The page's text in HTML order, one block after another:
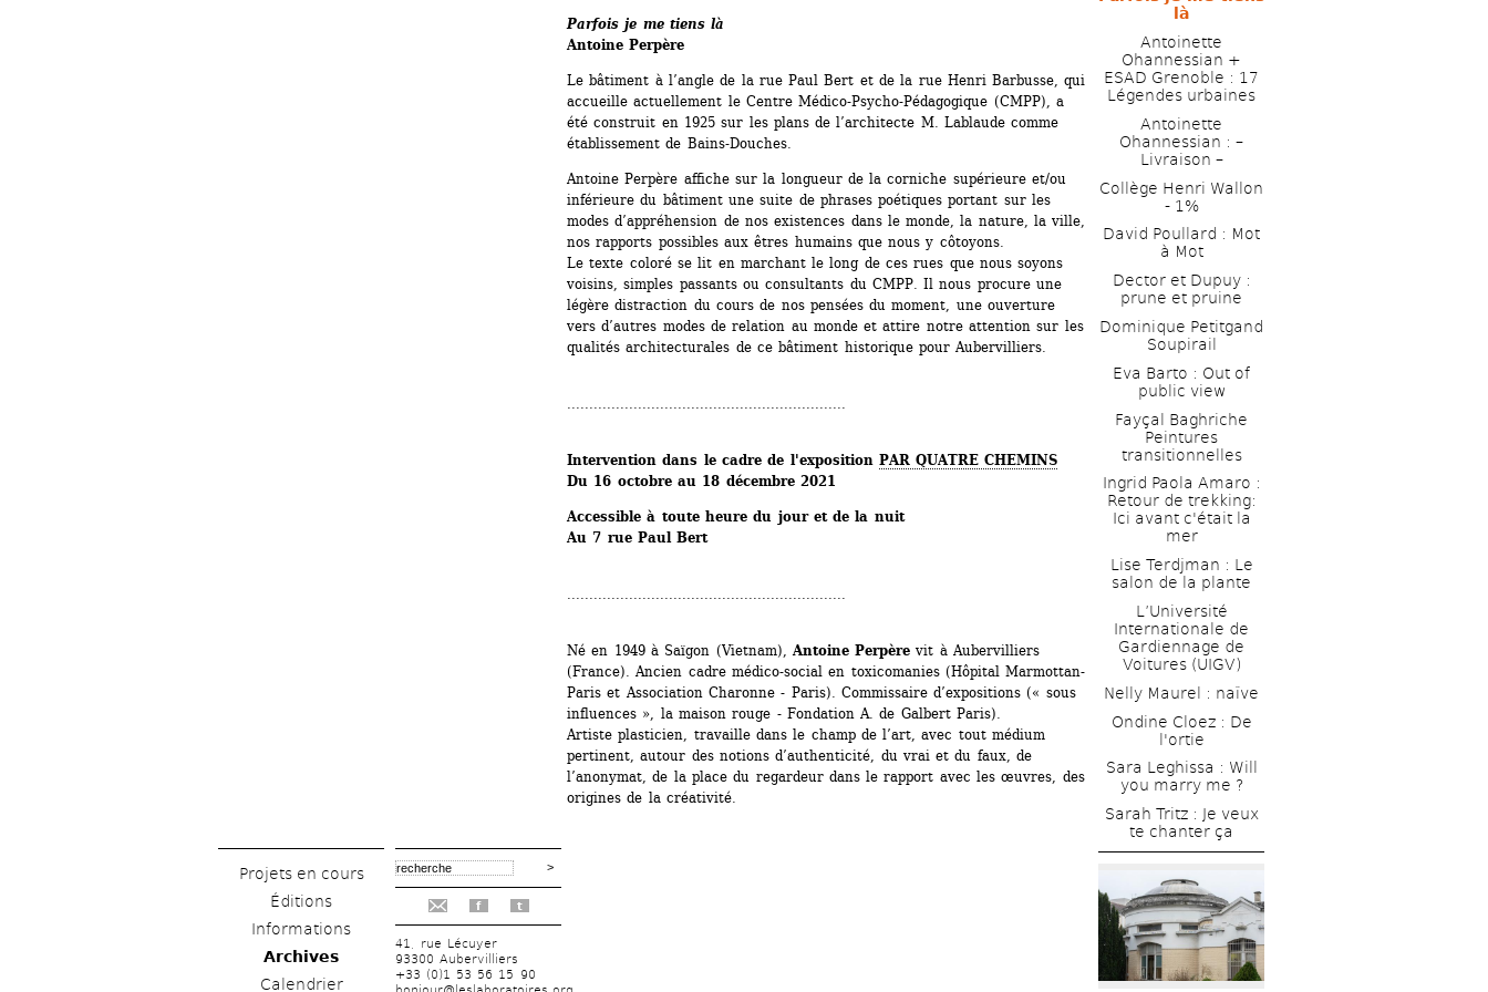
Projets en cours
Éditions
Informations
Archives
Calendrier
f t
41, rue Lécuyer
93300 Aubervilliers
+33 (0)1 53 56 15 90
Parfois je me tiens là
Antoine Perpère
Le bâtiment à l’angle de la rue Paul Bert et de la rue Henri Barbusse, qui
accueille actuellement le Centre Médico-­­­Psycho-Pédagogique (CMPP), a
été construit en 1925 sur les plans de l’architecte M. Lablaude comme
établissement de Bains-Douches.
Antoine Perpère affiche sur la longueur de la corniche ­supérieure et/ou
inférieure du ­bâtiment une suite de phrases poétiques portant sur les
modes d’appréhension de nos existences dans le monde, la nature, la ville,
nos rapports possibles aux êtres humains que nous y côtoyons.
Le texte coloré se lit en marchant le long de ces rues que nous soyons
voisins, simples passants ou consultants du CMPP. Il nous procure une
légère distraction du cours de nos pensées du moment, une ouverture
vers d’autres modes de relation au monde et attire notre attention sur les
qualités ­architecturales de ce bâtiment historique pour ­Aubervilliers.
Intervention dans le cadre de l'exposition PAR QUATRE CHEMINS
Du 16 octobre au 18 décembre 2021
Accessible à toute heure du jour et de la nuit
Au 7 rue Paul Bert
Né en 1949 à Saïgon (Vietnam), Antoine Perpère vit à Aubervilliers
(France). Ancien cadre médico-social en toxicomanies (Hôpital Marmottan-
Paris et Association Charonne - Paris). Commissaire d’expositions (« sous
influences », la maison rouge - Fondation A. de Galbert Paris).
Artiste plasticien, travaille dans le champ de l’art, avec tout médium
pertinent, autour des notions d’authenticité, du vrai et du faux, de
l’anonymat, de la place du regardeur dans le rapport avec les œuvres, des
origines de la créativité.
là
Antoinette
Ohannessian +
ESAD ­Grenoble : 17
Légendes urbaines
Antoinette
Ohannessian : –
Livraison –
Collège Henri Wallon
- 1%
David Poullard : Mot
à Mot
Dector et Dupuy :
prune et pruine
Dominique Petitgand
Soupirail
Eva Barto : Out of
public view
Fayçal Baghriche
Peintures
transitionnelles
Ingrid Paola Amaro :
Retour de trekking:
Ici avant c'était la
mer
Lise Terdjman : Le
salon de la plante
L’Université
Internationale de
Gardiennage de
Voitures (UIGV)
Nelly Maurel : naïve
Ondine Cloez : De
l'ortie
Sara Leghissa : Will
you marry me ?
Sarah Tritz : Je veux
te chanter ça